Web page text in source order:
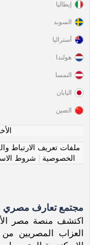
إيطاليا
السويد
أستراليا
هولندا
النمسا
اليابان
الصين
ملفات تعريف الارتباط
الخصوصية
شروط
مجتمع تعارف مصري
العزاب المصريين